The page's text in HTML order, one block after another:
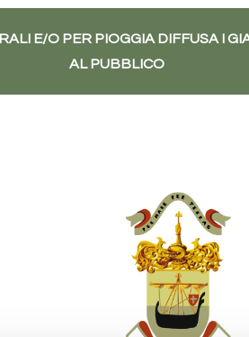
E/O PER PIOGGIA DIFFUSA I
AL PUBBLICO